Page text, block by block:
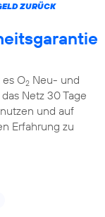
ZURÜCK
O2Neu- und
Netz 30 Tage
und auf
Erfahrung zu